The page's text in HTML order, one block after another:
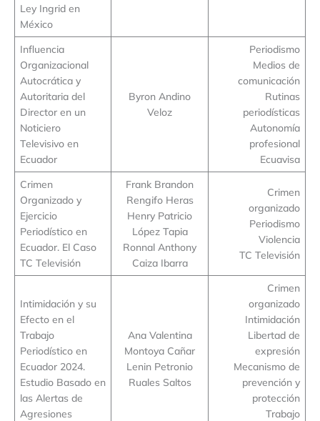
Ley Ingrid en
México
Influencia
Organizacional
Autocrática y
Autoritaria del
Director en un
Noticiero
Televisivo en
Ecuador
Byron Andino
Veloz
Periodismo
Medios de
comunicación
Rutinas
periodísticas
Autonomía
profesional
Ecuavisa
Crimen
Organizado y
Ejercicio
Periodístico en
Ecuador. El Caso
TC Televisión
Frank Brandon
Rengifo Heras
Henry Patricio
López Tapia
Ronnal Anthony
Caiza Ibarra
Crimen
organizado
Periodismo
Violencia
TC Televisión
Intimidación y su
Efecto en el
Trabajo
Periodístico en
Ecuador 2024.
Estudio Basado en
las Alertas de
Agresiones
Ana Valentina
Montoya Cañar
Lenin Petronio
Ruales Saltos
Crimen
organizado
Intimidación
Libertad de
expresión
Mecanismo de
prevención y
protección
Trabajo